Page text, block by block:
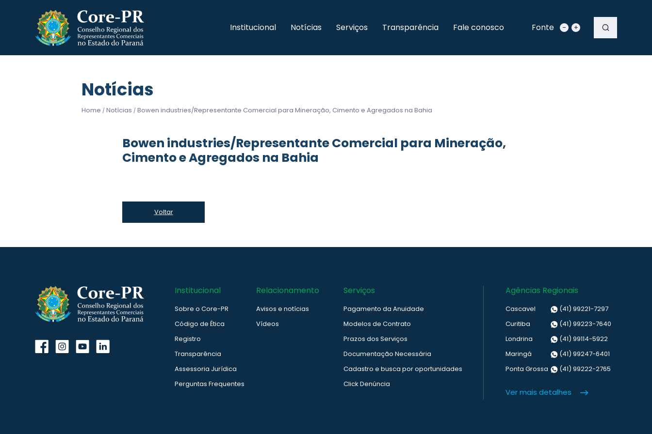
Institucional Notícias Serviços Transparência Fale conosco Fonte - +
Notícias
Home / Notícias / Bowen industries/Representante Comercial para Mineração, Cimento e Agregados na Bahia
Bowen industries/Representante Comercial para Mineração,
Cimento e Agregados na Bahia
Voltar
Institucional
Sobre o Core-PR
Código de Ética
Registro
Transparência
Assessoria Jurídica
Perguntas Frequentes
Relacionamento
Avisos e notícias
Vídeos
Serviços
Pagamento da Anuidade
Modelos de Contrato
Prazos dos Serviços
Documentação Necessária
Cadastro e busca por oportunidades
Click Denúncia
Agências Regionais
Cascavel
(41) 99221-7297
Curitiba
(41) 99223-7640
Londrina
(41) 99114-5922
Maringá
(41) 99247-6401
Ponta Grossa
(41) 99222-2765
Ver mais detalhes